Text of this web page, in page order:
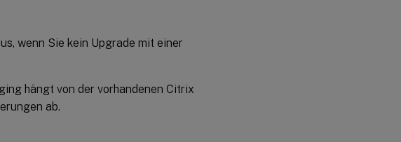
wenn Sie kein Upgrade mit einer
hängt von der vorhandenen Citrix
ab.